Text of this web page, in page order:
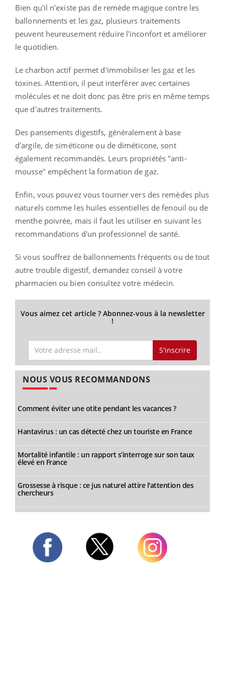
Bien qu'il n'existe pas de remède magique contre les
ballonnements et les gaz, plusieurs traitements
peuvent heureusement réduire l'inconfort et améliorer
le quotidien.
Le charbon actif permet d'immobiliser les gaz et les
toxines. Attention, il peut interférer avec certaines
molécules et ne doit donc pas être pris en même temps
que d'autres traitements.
Des pansements digestifs, généralement à base
d'argile, de siméticone ou de diméticone, sont
également recommandés. Leurs propriétés "anti-
mousse" empêchent la formation de gaz.
Enfin, vous pouvez vous tourner vers des remèdes plus
naturels comme les huiles essentielles de fenouil ou de
menthe poivrée, mais il faut les utiliser en suivant les
recommandations d'un professionnel de santé.
Si vous souffrez de ballonnements fréquents ou de tout
autre trouble digestif, demandez conseil à votre
pharmacien ou bien consultez votre médecin.
Vous aimez cet article ? Abonnez-vous à la newsletter
!
S'inscrire
NOUS VOUS RECOMMANDONS
Comment éviter une otite pendant les vacances ?
Hantavirus : un cas détecté chez un touriste en France
Mortalité infantile : un rapport s’interroge sur son taux
élevé en France
Grossesse à risque : ce jus naturel attire l'attention des
chercheurs